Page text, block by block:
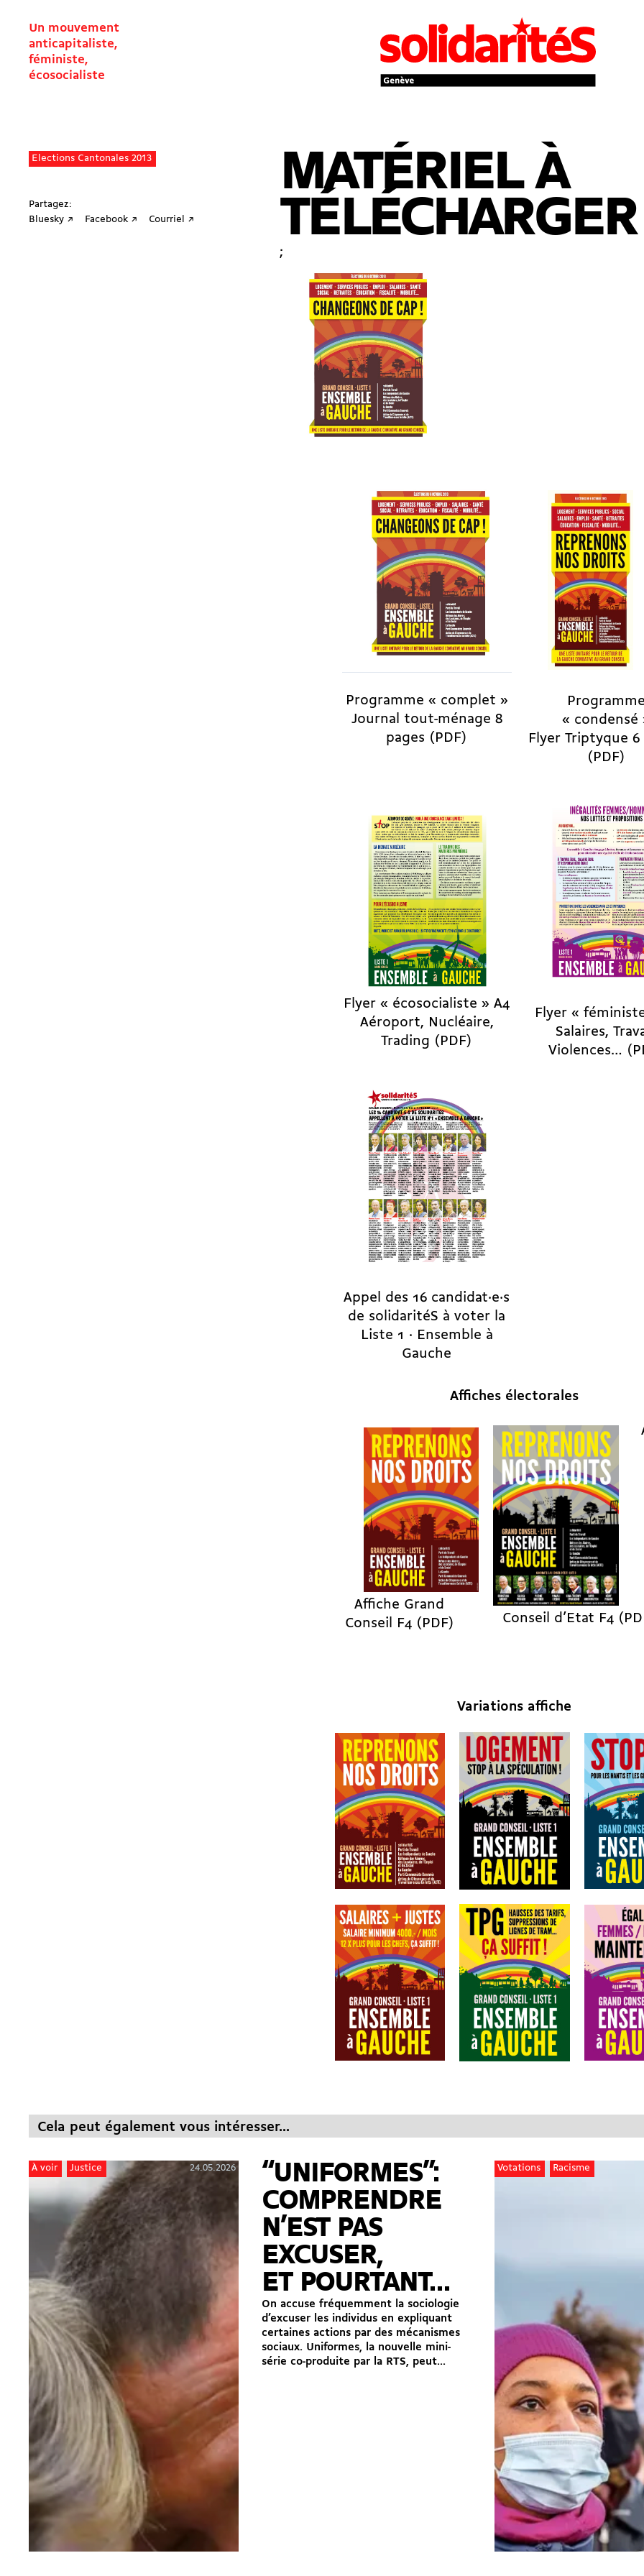
Un mouvement
anticapitaliste,
féministe,
écosocialiste
Elections Cantonales 2013
Partagez:
Bluesky ↗
Facebook ↗ Courriel ↗
MATÉRIEL À
TÉLÉCHARGER
;
Programme « complet »
Journal tout-ménage 8
pages (PDF)
« condensé
Flyer Triptyque
(PDF)
Flyer « écosocialiste » A4
Aéroport, Nucléaire,
Trading (PDF)
Flyer «
Salaires,
Violences…
Appel des 16 candidat·e·s
de solidaritéS à voter la
Liste 1 · Ensemble à
Gauche
Affiches électorales
Affiche Grand
Conseil F4 (PDF)
Conseil d’Etat F4
Variations affiche
Cela peut également vous intéresser...
À voir Justice 24.05.2026
“UNIFORMES”:
COMPRENDRE
N’EST PAS
EXCUSER,
ET POURTANT…
On accuse fréquemment la sociologie
d’excuser les individus en expliquant
certaines actions par des mécanismes
sociaux. Uniformes, la nouvelle mini-
série co-produite par la RTS, peut...
Votations Racisme